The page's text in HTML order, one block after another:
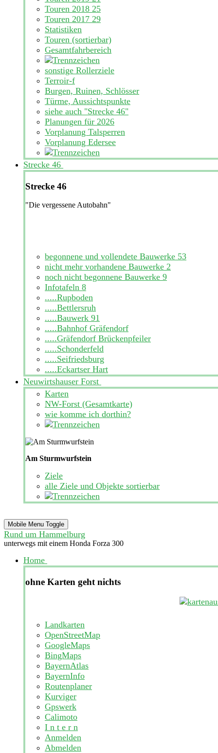
Touren 2018 25
Touren 2017 29
Statistiken
Touren (sortierbar)
Gesamtfahrbereich
sonstige Rollerziele
Terroir-f
Burgen, Ruinen, Schlösser
Türme, Aussichtspunkte
siehe auch "Strecke 46"
Planungen für 2026
Vorplanung Talsperren
Vorplanung Edersee
Strecke 46
Strecke 46
"Die vergessene Autobahn"
begonnene und vollendete Bauwerke 53
nicht mehr vorhandene Bauwerke 2
noch nicht begonnene Bauwerke 9
Infotafeln 8
.....Rupboden
.....Bettlersruh
.....Bauwerk 91
.....Bahnhof Gräfendorf
.....Gräfendorf Brückenpfeiler
.....Schonderfeld
.....Seifriedsburg
.....Eckartser Hart
Neuwirtshauser Forst
Karten
NW-Forst (Gesamtkarte)
wie komme ich dorthin?
Am Sturmwurfstein
Ziele
alle Ziele und Objekte sortierbar
Mobile Menu Toggle
Rund um Hammelburg
unterwegs mit einem Honda Forza 300
Home
ohne Karten geht nichts
Landkarten
OpenStreetMap
GoogleMaps
BingMaps
BayernAtlas
BayernInfo
Routenplaner
Kurviger
Gpswerk
Calimoto
I n t e r n
Anmelden
Abmelden